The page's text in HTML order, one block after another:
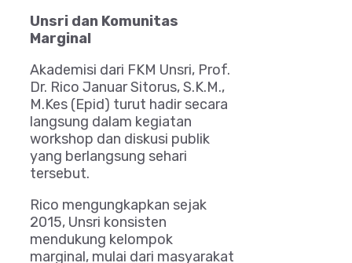
Unsri dan Komunitas
Marginal
Akademisi dari FKM Unsri, Prof.
Dr. Rico Januar Sitorus, S.K.M.,
M.Kes (Epid) turut hadir secara
langsung dalam kegiatan
workshop dan diskusi publik
yang berlangsung sehari
tersebut.
Rico mengungkapkan sejak
2015, Unsri konsisten
mendukung kelompok
marginal, mulai dari masyarakat